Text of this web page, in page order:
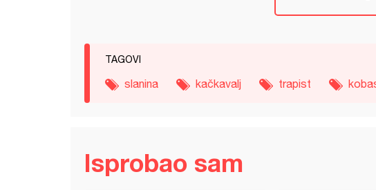
TAGOVI
slanina kačkavalj trapist
Isprobao sam